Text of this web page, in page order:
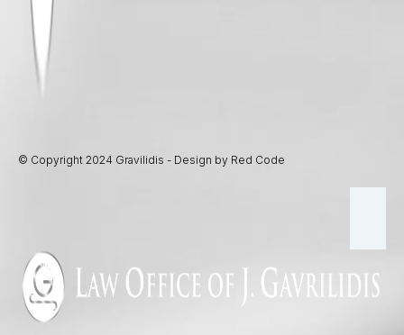
© Copyright 2024 Gravilidis - Design by Red Code